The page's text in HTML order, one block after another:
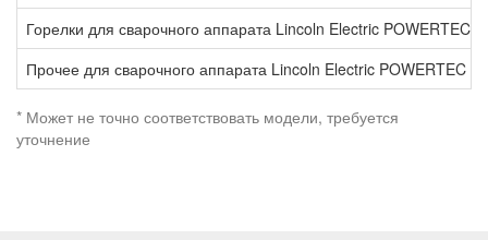
Горелки для сварочного аппарата Lincoln Electric POWERTEC
Прочее для сварочного аппарата Lincoln Electric POWERTEC
* Может не точно соответствовать модели, требуется
уточнение